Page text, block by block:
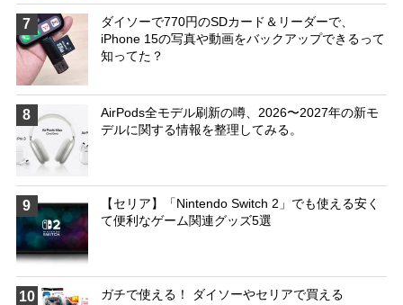
7
ダイソーで770円のSDカード＆リーダーで、
iPhone 15の写真や動画をバックアップできるって
知ってた？
8
AirPods全モデル刷新の噂、2026〜2027年の新モ
デルに関する情報を整理してみる。
9
【セリア】「Nintendo Switch 2」でも使える安く
て便利なゲーム関連グッズ5選
10
ガチで使える！ ダイソーやセリアで買える